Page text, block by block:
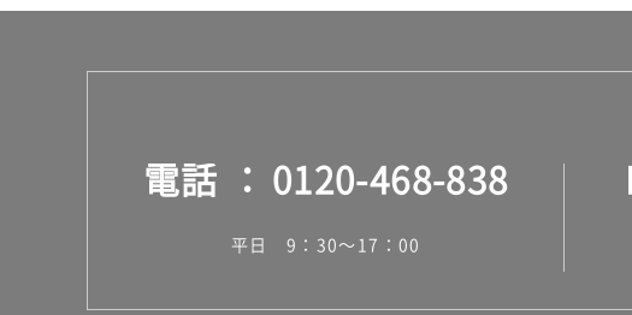
電話 0120-468-838
平日 9：30～17：00